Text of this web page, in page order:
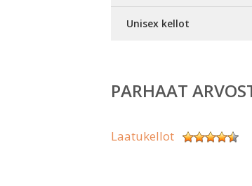
Unisex kellot
PARHAAT
Laatukellot